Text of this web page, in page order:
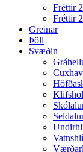
Fréttir
Fréttir
Greinar
Þöll
Svæðin